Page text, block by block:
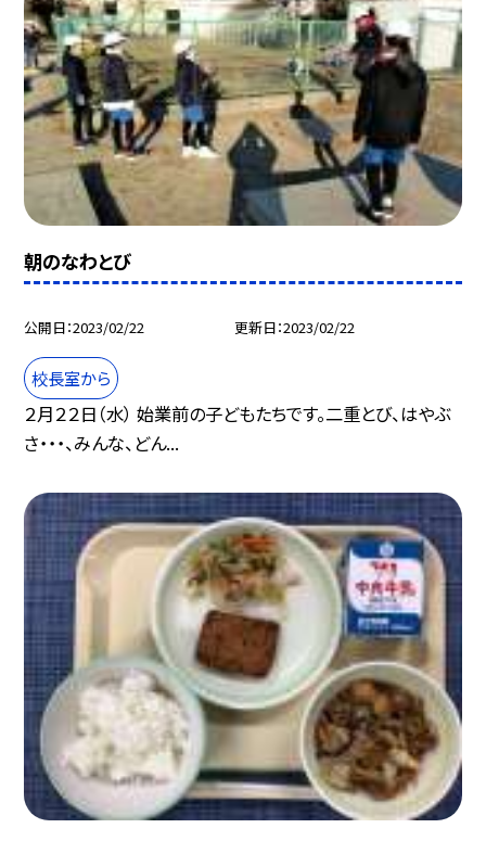
朝のなわとび
公開日 2023/02/22 更新日 2023/02/22
校長室から
２月２２日（水） 始業前の子どもたちです。二重とび、はやぶ
さ・・・、みんな、どん...